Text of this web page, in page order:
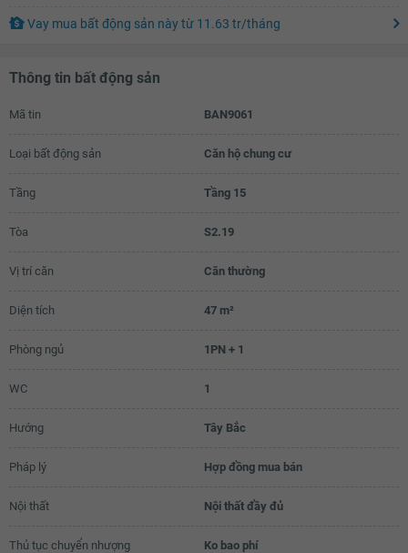
Vay mua bất động sản nàytừ 11.63 tr/tháng
Thông tin bất động sản
Mã tin BAN9061
Loại bất động sản Căn hộ chung cư
Tầng Tầng 15
Tòa S2.19
Vị trí căn Căn thường
Diện tích 47 m²
Phòng ngủ 1PN + 1
WC 1
Hướng Tây Bắc
Pháp lý Hợp đồng mua bán
Nội thất Nội thất đầy đủ
Thủ tục chuyển nhượng Ko bao phí